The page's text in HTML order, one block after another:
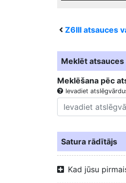
Z6III atsauces
Meklēt
Meklēšana pēc
Ievadiet
Satura rādītājs
Kad jūsu